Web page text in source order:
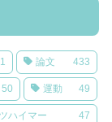
論文 433
50 運動 49
ハイマー 47